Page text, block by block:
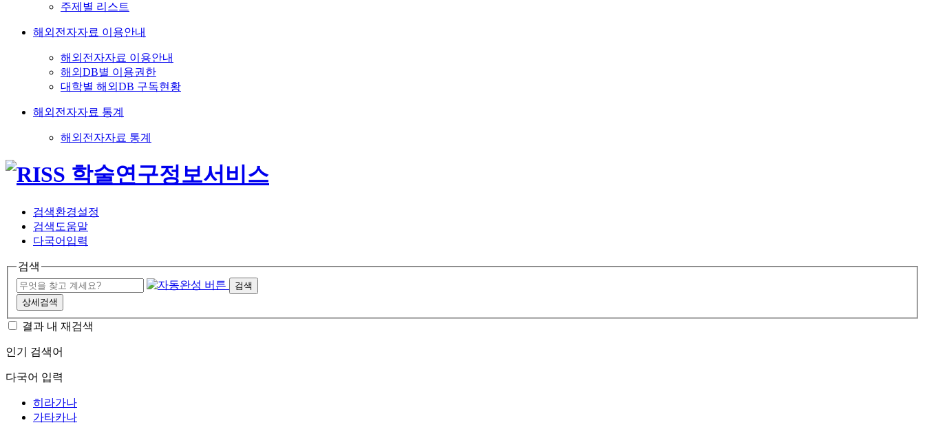
주제별 리스트
해외전자자료 이용안내
해외전자자료 이용안내
해외DB별 이용권한
대학별 해외DB 구독현황
해외전자자료 통계
해외전자자료 통계
검색환경설정
검색도움말
다국어입력
검색
검색
상세검색
결과 내 재검색
인기 검색어
다국어 입력
히라가나
가타카나